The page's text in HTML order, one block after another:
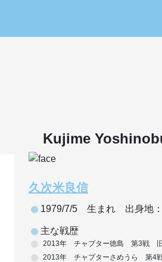
Kujime
久次米良信
1979/7/5 生まれ 出身地
主な戦歴
2013年 チャプター徳島 第3戦
2013年 チャプターさめうら 第4